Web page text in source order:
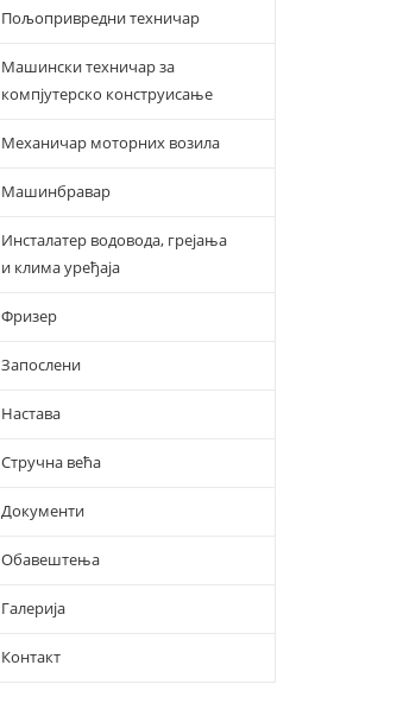
Пољопривредни техничар
Машински техничар за
компјутерско конструисање
Механичар моторних возила
Машинбравар
Инсталатер водовода, грејања
и клима уређаја
Фризер
Запослени
Настава
Стручна већа
Документи
Обавештења
Галерија
Контакт